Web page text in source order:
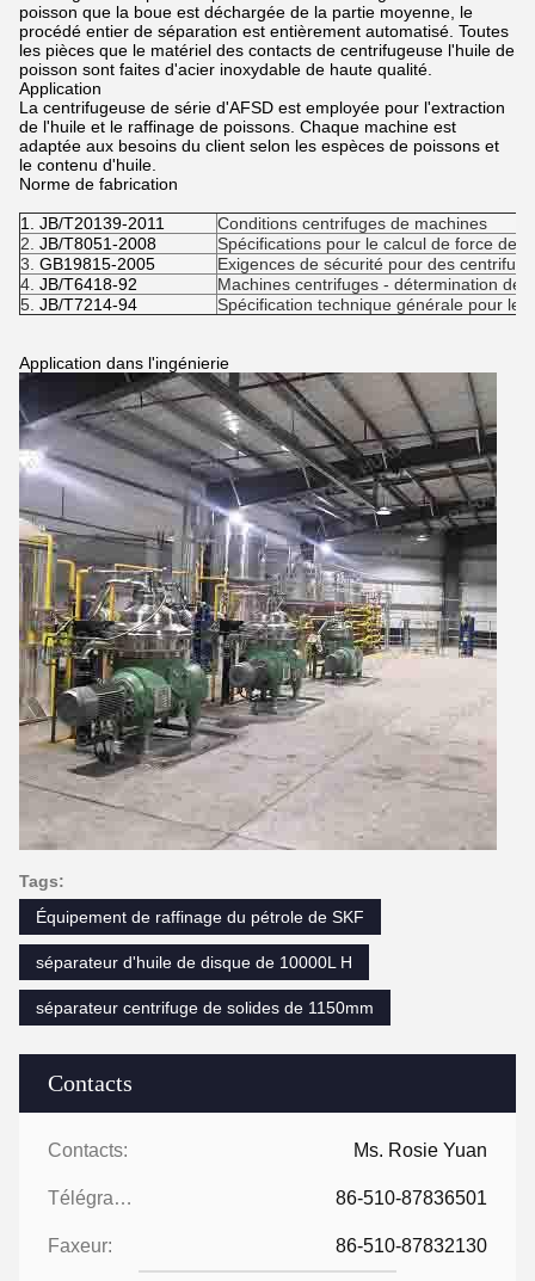
Contacts
Contacts: Ms. Rosie Yuan
Télégramme: 86-510-87836501
Faxeur: 86-510-87832130
poisson que la boue est déchargée de la partie moyenne, le
procédé entier de séparation est entièrement automatisé. Toutes
les pièces que le matériel des contacts de centrifugeuse l'huile de
poisson sont faites d'acier inoxydable de haute qualité.
Application
La centrifugeuse de série d'AFSD est employée pour l'extraction
de l'huile et le raffinage de poissons. Chaque machine est
adaptée aux besoins du client selon les espèces de poissons et
le contenu d'huile.
Norme de fabrication
1. JB/T20139-2011
Conditions centrifuges de machines
2. JB/T8051-2008
Spécifications pour le calcul de force de
3. GB19815-2005
Exigences de sécurité pour des
4. JB/T6418-92
Machines centrifuges - détermination de
5. JB/T7214-94 Spécification technique générale pour le
Application dans l'ingénierie
Tags:
Équipement de raffinage du pétrole de SKF
séparateur d'huile de disque de 10000L H
séparateur centrifuge de solides de 1150mm